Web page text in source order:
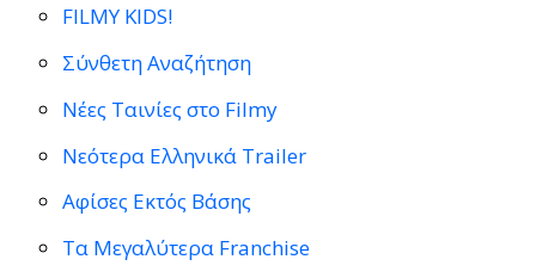
FILMY KIDS!
Σύνθετη Αναζήτηση
Νέες Ταινίες στο Filmy
Νεότερα Ελληνικά Trailer
Αφίσες Εκτός Βάσης
Τα Μεγαλύτερα Franchise